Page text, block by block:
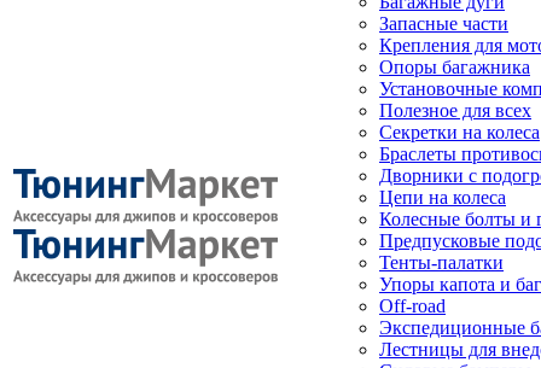
Запасные части
Крепления для
Опоры багажника
Установочные
Полезное для всех
Секретки на колеса
Браслеты
Дворники с
Цепи на колеса
Колесные болты и
Предпусковые
Тенты-палатки
Упоры капота и
Off-road
Экспедиционные
Лестницы для